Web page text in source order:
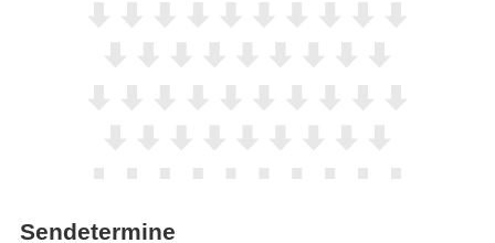
Sendetermine